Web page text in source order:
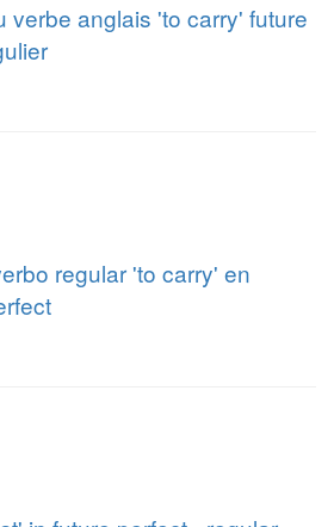
verbe anglais 'to carry' future
regular 'to carry' en